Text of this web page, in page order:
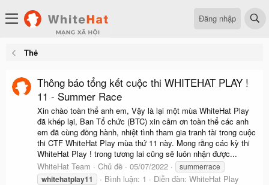
Đăng nhập
Thẻ
Thông báo tổng kết cuộc thi WHITEHAT PLAY !
11 - Summer Race
Xin chào toàn thể anh em, Vậy là lại một mùa WhiteHat Play
đã khép lại, Ban Tổ chức (BTC) xin cảm ơn toàn thể các anh
em đã cùng đồng hành, nhiệt tình tham gia tranh tài trong cuộc
thi CTF WhiteHat Play mùa thứ 11 này. Mong rằng các kỳ thi
WhiteHat Play ! trong tương lai cũng sẽ luôn nhận được...
WhiteHat Team
Chủ đề 05/07/2022 summerrace
whitehatplay11 Bình luận: 1 Diễn đàn: WhiteHat Play